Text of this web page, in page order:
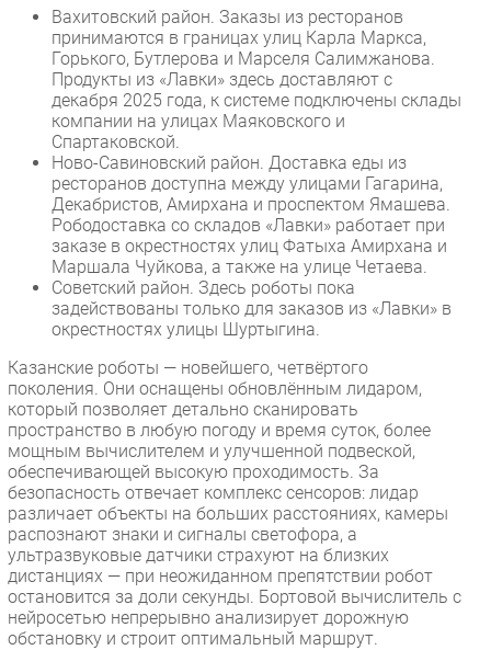
Инновации
CIO/Управление ИТ
Гаджеты
Здоровье
РАЗДЕЛЫ
Новости
Аналитика
Интервью
Мероприятия
Проекты
IT класс
Тестовый стенд
Каталог компаний
Вахитовский район. Заказы из ресторанов
принимаются в границах улиц Карла Маркса,
Горького, Бутлерова и Марселя Салимжанова.
Продукты из «Лавки» здесь доставляют с
декабря 2025 года, к системе подключены склады
компании на улицах Маяковского и
Спартаковской.
Ново-Савиновский район. Доставка еды из
ресторанов доступна между улицами Гагарина,
Декабристов, Амирхана и проспектом Ямашева.
Рободоставка со складов «Лавки» работает при
заказе в окрестностях улиц Фатыха Амирхана и
Маршала Чуйкова, а также на улице Четаева.
Советский район. Здесь роботы пока
задействованы только для заказов из «Лавки» в
окрестностях улицы Шуртыгина.
Казанские роботы — новейшего, четвёртого
поколения. Они оснащены обновлённым лидаром,
который позволяет детально сканировать
пространство в любую погоду и время суток, более
мощным вычислителем и улучшенной подвеской,
обеспечивающей высокую проходимость. За
безопасность отвечает комплекс сенсоров: лидар
различает объекты на больших расстояниях, камеры
распознают знаки и сигналы светофора, а
ультразвуковые датчики страхуют на близких
дистанциях — при неожиданном препятствии робот
остановится за доли секунды. Бортовой вычислитель с
нейросетью непрерывно анализирует дорожную
обстановку и строит оптимальный маршрут.